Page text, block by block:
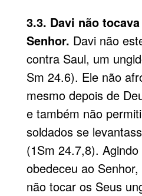
3.3. Davi não
Senhor. Davi não
contra Saul, um
Sm 24.6). Ele não
mesmo depois de
e também não
soldados se
(1Sm 24.7,8).
obedeceu ao
não tocar os Seus